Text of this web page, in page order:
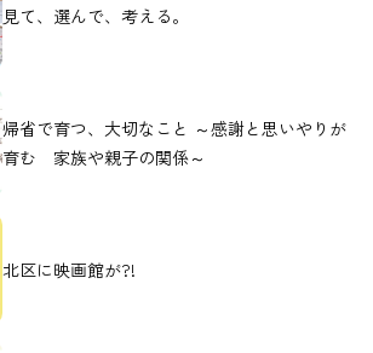
見て、選んで、考える。
帰省で育つ、大切なこと ～感謝と思いやりが
育む 家族や親子の関係～
北区に映画館が?!